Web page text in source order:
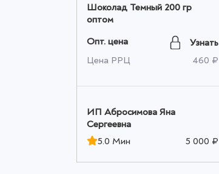
Шоколад Темный 200 гр
оптом
Опт. цена
Узнать
Цена РРЦ
460 ₽
ИП Абросимова Яна
Сергеевна
5.0 Мин
5 000 ₽